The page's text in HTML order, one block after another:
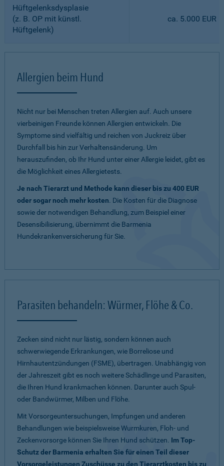
Hüftgelenksdysplasie
(z. B. OP mit künstl.
Hüftgelenk)
ca. 5.000 EUR
Allergien beim Hund
Nicht nur bei Menschen treten Allergien auf. Auch unsere
vierbeinigen Freunde können Allergien entwickeln. Die
Symptome sind vielfältig und reichen von Juckreiz über
Durchfall bis hin zur Verhaltensänderung. Um
herauszufinden, ob Ihr Hund unter einer Allergie leidet, gibt es
die Möglichkeit eines Allergietests.
Je nach Tierarzt und Methode kann dieser bis zu 400 EUR
oder sogar noch mehr kosten. Die Kosten für die Diagnose
sowie der notwendigen Behandlung, zum Beispiel einer
Desensibilisierung, übernimmt die Barmenia
Hundekrankenversicherung für Sie.
Parasiten behandeln: Würmer, Flöhe & Co.
Zecken sind nicht nur lästig, sondern können auch
schwerwiegende Erkrankungen, wie Borreliose und
Hirnhautentzündungen (FSME), übertragen. Unabhängig von
der Jahreszeit gibt es noch weitere Schädlinge und Parasiten,
die Ihren Hund krankmachen können. Darunter auch Spul-
oder Bandwürmer, Milben und Flöhe.
Mit Vorsorgeuntersuchungen, Impfungen und anderen
Behandlungen wie beispielsweise Wurmkuren, Floh- und
Zeckenvorsorge können Sie Ihren Hund schützen. Im Top-
Schutz der Barmenia erhalten Sie für einen Teil dieser
Vorsorgeleistungen Zuschüsse zu den Tierarztkosten bis zu